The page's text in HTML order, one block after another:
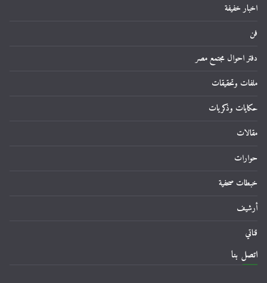
اخبار خفيفة
فن
دفتر احوال مجتمع مصر
ملفات وتحقيقات
حكايات وذكريات
مقالات
حوارات
خبطات صحفية
أرشيف
قناتي
اتصل بنا